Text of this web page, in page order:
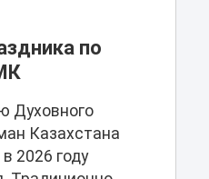
по
Духовного
Казахстана
2026 году